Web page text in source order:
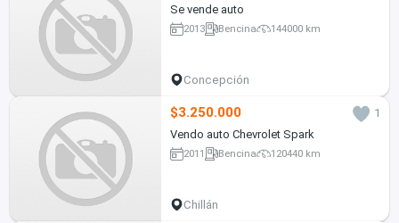
Se vende auto
2013 Bencina 144000 km
Concepción
$3.250.000
1
Vendo auto Chevrolet Spark
2011 Bencina 120440 km
Chillán